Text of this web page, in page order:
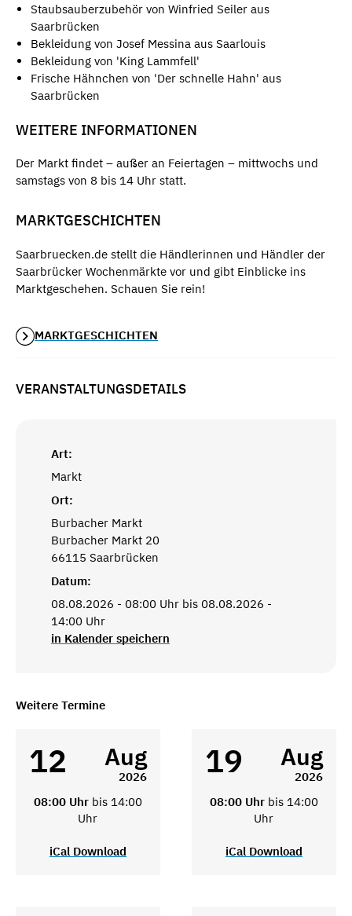
Staubsauberzubehör von Winfried Seiler aus
Saarbrücken
Bekleidung von Josef Messina aus Saarlouis
Bekleidung von 'King Lammfell'
Frische Hähnchen von 'Der schnelle Hahn' aus
Saarbrücken
WEITERE INFORMATIONEN
Der Markt findet – außer an Feiertagen – mittwochs und
samstags von 8 bis 14 Uhr statt.
MARKTGESCHICHTEN
Saarbruecken.de stellt die Händlerinnen und Händler der
Saarbrücker Wochenmärkte vor und gibt Einblicke ins
Marktgeschehen. Schauen Sie rein!
MARKTGESCHICHTEN
VERANSTALTUNGSDETAILS
Art:
Markt
Ort:
Burbacher Markt
Burbacher Markt 20
66115 Saarbrücken
Datum:
08.08.2026 - 08:00 Uhr bis 08.08.2026 -
14:00 Uhr
in Kalender speichern
Weitere Termine
12 Aug
2026
08:00 Uhr bis 14:00
Uhr
iCal Download
19 Aug
2026
08:00 Uhr bis 14:00
Uhr
iCal Download